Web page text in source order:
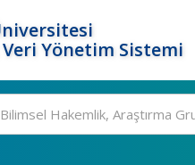
Yönetim Sistemi